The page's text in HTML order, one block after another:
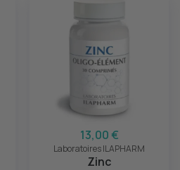
13,00 €
Laboratoires ILAPHARM
Zinc